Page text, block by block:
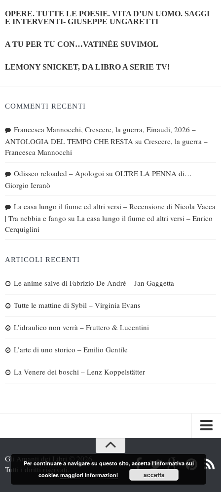
OPERE. TUTTE LE POESIE. VITA D’UN UOMO. SAGGI
E INTERVENTI- GIUSEPPE UNGARETTI
A TU PER TU CON…VATINÈE SUVIMOL
LEMONY SNICKET, DA LIBRO A SERIE TV!
COMMENTI RECENTI
Francesca Mannocchi, Crescere, la guerra, Einaudi, 2026 –
ANTOLOGIA DEL TEMPO CHE RESTA su Crescere, la guerra –
Francesca Mannocchi
Odisseo reloaded – Apologoi su OLTRE LA PENNA di…
Giorgio Ieranò
La casa lungo il fiume ed altri versi – Recensione di Nicola Vacca
| Tra nebbia e fango su La casa lungo il fiume ed altri versi – Enrico
Cerquiglini
ARTICOLI RECENTI
Le anime salve di Fabrizio De André – Jan Gaggetta
Tutte le mattine di Sybil – Virginia Evans
L’idraulico non verrà – Fruttero & Lucentini
L’arte di uno storico – Emilio Gentile
La Venere dei boschi – Lenz Koppelstätter
Recensioni
Interviste & Incontri
Gli Amanti dei Libri © 2026.
Tutti i diritti riservati.
Per continuare a navigare su questo sito, accetta l'informativa sui
cookiesmaggiori informazioni accetta